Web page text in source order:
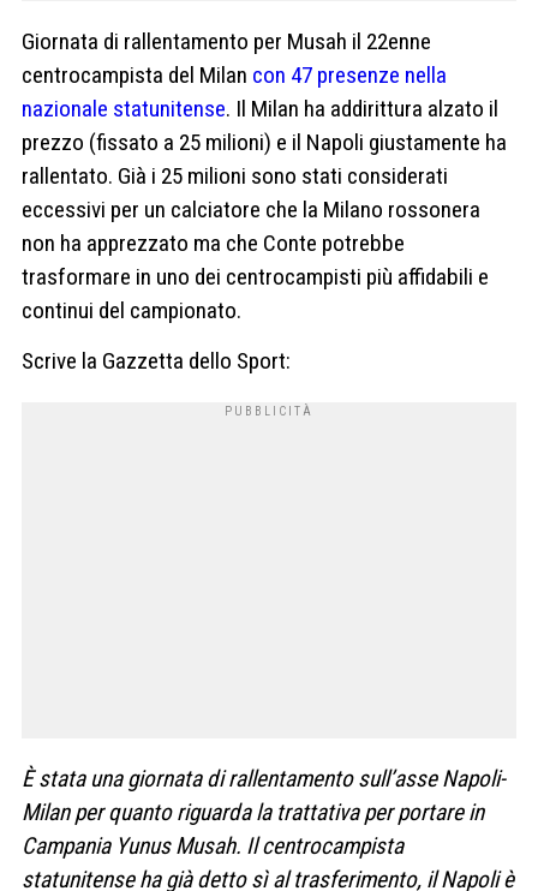
Giornata di rallentamento per Musah il 22enne
centrocampista del Milan con 47 presenze nella
nazionale statunitense. Il Milan ha addirittura alzato il
prezzo (fissato a 25 milioni) e il Napoli giustamente ha
rallentato. Già i 25 milioni sono stati considerati
eccessivi per un calciatore che la Milano rossonera
non ha apprezzato ma che Conte potrebbe
trasformare in uno dei centrocampisti più affidabili e
continui del campionato.
Scrive la Gazzetta dello Sport:
È stata una giornata di rallentamento sull’asse Napoli-
Milan per quanto riguarda la trattativa per portare in
Campania Yunus Musah. Il centrocampista
statunitense ha già detto sì al trasferimento, il Napoli è